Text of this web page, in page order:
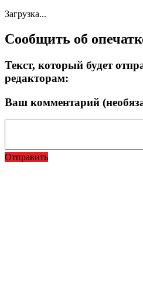
Загрузка...
Сообщить об
Текст, который будет
редакторам:
Ваш комментарий
Отправить